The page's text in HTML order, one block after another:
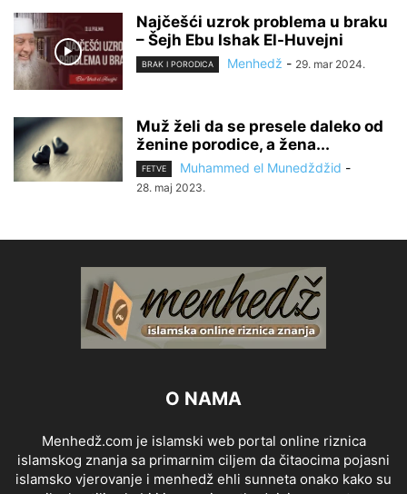
Najčešći uzrok problema u braku
– Šejh Ebu Ishak El-Huvejni
BRAK I PORODICA Menhedž - 29. mar 2024.
Muž želi da se presele daleko od
ženine porodice, a žena...
FETVE Muhammed el Munedždžid -
28. maj 2023.
O NAMA
Menhedž.com je islamski web portal online riznica
islamskog znanja sa primarnim ciljem da čitaocima pojasni
islamsko vjerovanje i menhedž ehli sunneta onako kako su